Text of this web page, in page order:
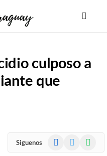
culposo a
que
Siguenos Facebook